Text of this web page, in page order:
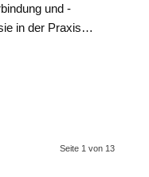
und -
in der Praxis…
Seite 1 von 13